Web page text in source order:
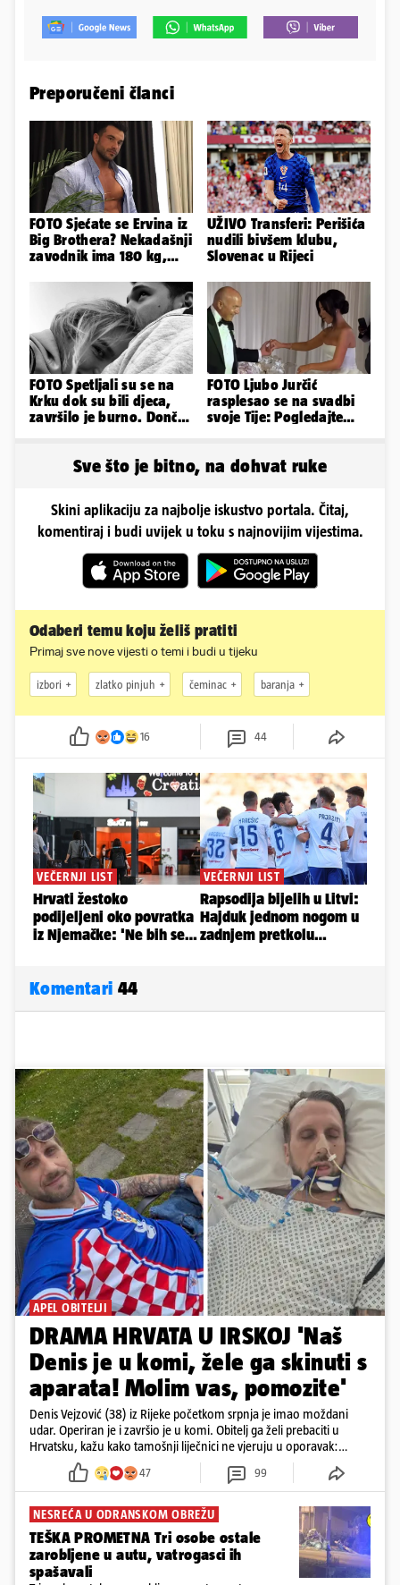
Preporučeni članci
FOTO Sjećate se Ervina iz
Big Brothera? Nekadašnji
zavodnik ima 180 kg,
UŽIVO Transferi: Perišića
nudili bivšem klubu,
Slovenac u Rijeci
FOTO Spetljali su se na
Krku dok su bili djeca,
završilo je burno. Dončić
FOTO Ljubo Jurčić
rasplesao se na svadbi
svoje Tije: Pogledajte
Sve što je bitno, na dohvat ruke
Skini aplikaciju za najbolje iskustvo portala. Čitaj,
komentiraj i budi uvijek u toku s najnovijim vijestima.
Odaberi temu koju želiš pratiti
Primaj sve nove vijesti o temi i budi u tijeku
izbori zlatko pinjuh čeminac baranja
16 44
Komentari 44
APEL OBITELJI
DRAMA HRVATA U IRSKOJ 'Naš
Denis je u komi, žele ga skinuti s
aparata! Molim vas, pomozite'
Denis Vejzović (38) iz Rijeke početkom srpnja je imao moždani
udar. Operiran je i završio je u komi. Obitelj ga želi prebaciti u
Hrvatsku, kažu kako tamošnji liječnici ne vjeruju u oporavak:
'Imamo 72 sata'
47 99
NESREĆA U ODRANSKOM OBREŽU
TEŠKA PROMETNA Tri osobe ostale
zarobljene u autu, vatrogasci ih
spašavali